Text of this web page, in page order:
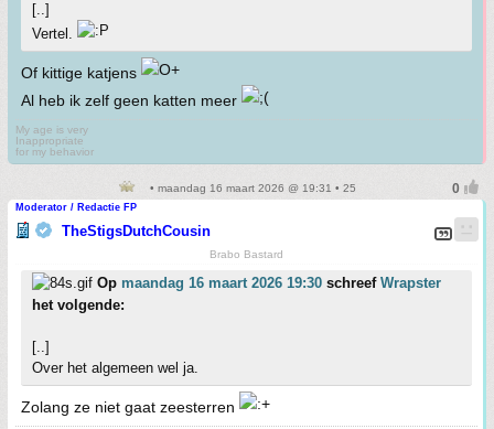
[..]
Vertel.
Of kittige katjens
Al heb ik zelf geen katten meer
My age is very
Inappropriate
for my behavior
• maandag 16 maart 2026 @ 19:31 • 25
Moderator / Redactie FP
TheStigsDutchCousin
Brabo Bastard
Op maandag 16 maart 2026 19:30 schreef Wrapster
het volgende:
[..]
Over het algemeen wel ja.
Zolang ze niet gaat zeesterren